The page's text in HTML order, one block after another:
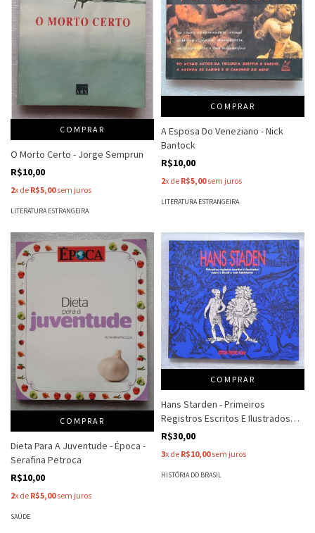
COMPRAR
O Morto Certo - Jorge Semprun
R$10,00
2x de R$5,00sem juros
LITERATURA ESTRANGEIRA
COMPRAR
A Esposa Do Veneziano - Nick
Bantock
R$10,00
2x de R$5,00sem juros
LITERATURA ESTRANGEIRA
COMPRAR
Dieta Para A Juventude - Época -
Serafina Petroca
R$10,00
2x de R$5,00sem juros
SAÚDE
COMPRAR
Hans Starden - Primeiros
Registros Escritos E Ilustrados
Sobre O Brasil E Seus Habitantes -
R$30,00
3x de R$10,00sem juros
HISTÓRIA DO BRASIL